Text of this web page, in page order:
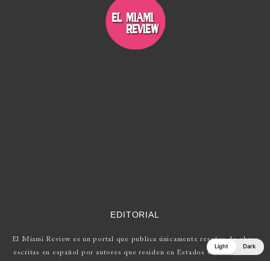
EDITORIAL
El Miami Review es un portal que publica únicamente reseñas de obras
escritas en español por autores que residen en Estados Unidos , Latin
Light Dark